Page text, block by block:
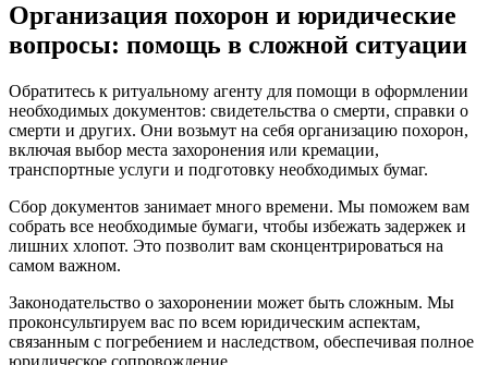
Организация похорон и юридические
вопросы: помощь в сложной ситуации
Обратитесь к ритуальному агенту для помощи в оформлении
необходимых документов: свидетельства о смерти, справки о
смерти и других. Они возьмут на себя организацию похорон,
включая выбор места захоронения или кремации,
транспортные услуги и подготовку необходимых бумаг.
Сбор документов занимает много времени. Мы поможем вам
собрать все необходимые бумаги, чтобы избежать задержек и
лишних хлопот. Это позволит вам сконцентрироваться на
самом важном.
Законодательство о захоронении может быть сложным. Мы
проконсультируем вас по всем юридическим аспектам,
связанным с погребением и наследством, обеспечивая полное